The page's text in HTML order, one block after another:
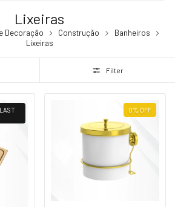
Lixeiras
Decoração Construção
Banheiros
Lixeiras
Filter
0% OFF